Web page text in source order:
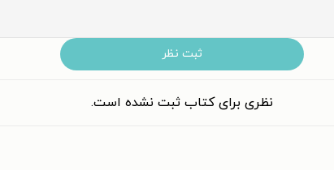
ثبت نظر
نظری برای کتاب ثبت نشده است.